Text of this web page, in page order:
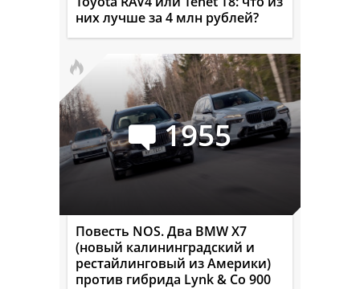
них лучше за 4 млн рублей?
1955
Повесть NOS. Два BMW X7
(новый калининградский и
рестайлинговый из Америки)
против гибрида Lynk & Co 900